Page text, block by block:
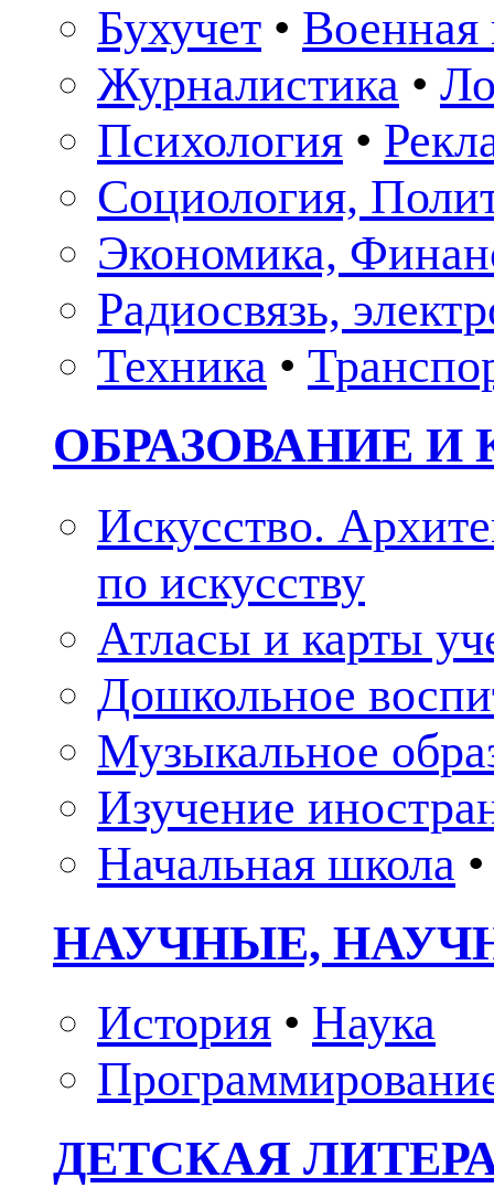
Бухучет • Военная
Журналистика •
Психология •
Социология,
Экономика,
Радиосвязь,
Техника •
ОБРАЗОВАНИЕ И
Искусство.
по искусству
Атласы и карты
Дошкольное
Музыкальное
Изучение
Начальная школа •
НАУЧНЫЕ,
История • Наука
ДЕТСКАЯ